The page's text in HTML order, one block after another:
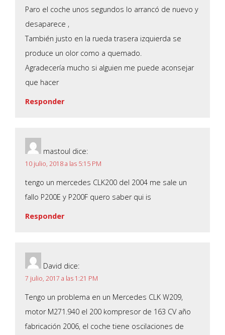
Paro el coche unos segundos lo arrancó de nuevo y
desaparece ,
También justo en la rueda trasera izquierda se
produce un olor como a quemado.
Agradecería mucho si alguien me puede aconsejar
que hacer
Responder
mastoul dice:
10 julio, 2018 a las 5:15 PM
tengo un mercedes CLK200 del 2004 me sale un
fallo P200E y P200F quero saber qui is
Responder
David dice:
7 julio, 2017 a las 1:21 PM
Tengo un problema en un Mercedes CLK W209,
motor M271.940 el 200 kompresor de 163 CV año
fabricación 2006, el coche tiene oscilaciones de